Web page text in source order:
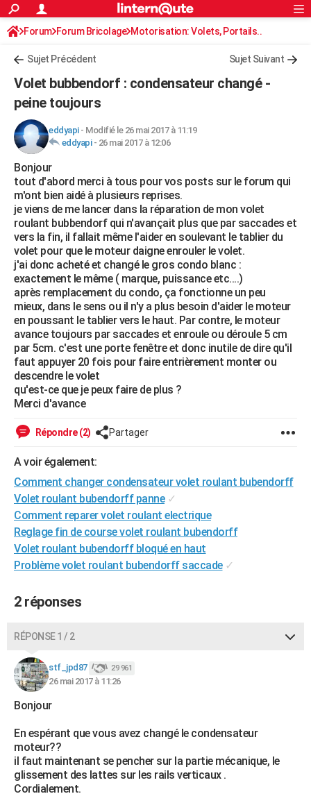
ACTUALITÉS
Politique
Société
Faits Divers
Education
Monde
Villes
+
Programme TV
Streaming
Cinéma
Sorties cinéma
Musique
FINANCE
Retraite
Impôts
Epargne
Immobilier
Risques naturels par ville
Banque
Assurance
Crédit
AUTO
Essais
Réserver un essai
Citadines
Berlines
SUV
Forum auto
HIGH-TECH
Mobiles
Meilleur smartphone
Internet
Ordinateurs
Jeux vidéo
Guide high-tech
+BRICOLAGE
Forum
Aménagement intérieur
Extérieur
Cuisine
Salle de bains
Jardinage
Rangement
WEEK-END
Guides de France
Escapades
Patrimoine
Expositions
Musées
Week-end nature
+LIFESTYLE
Art de vivre
Bien-être
Loisirs
Mode
Modes de vie
SANTE
Alimentation
Guide de la santé
Maladies
Médicaments
Sommeil
VOYAGE
Destinations
City break
Voyage nature
Voyage de noces
Forum
Climat
+PHOTO
GUIDES D'ACHAT
BONS PLANS
Carte de Noël
Carte Bonne année
Carte Saint-Valentin
Carte Pâques
Carte d'anniversaire
DICTIONNAIRE
Dictionnaire
Biographies
Citations
Expressions
Proverbes
PROGRAMME TV
COPAINS D'AVANT
S'inscrire
Se connecter
Lycées
Collèges
Primaires
Universités
Entreprises
Service militaire
Avis de recherche
FORUM
Rechercher
S'inscrire
Connexion
Forum Forum Bricolage Motorisation: Volets, Portails..
Sujet Précédent Sujet Suivant
Volet bubbendorf : condensateur changé -
peine toujours
eddyapi- Modifié le 26 mai 2017 à 11:19
eddyapi- 26 mai 2017 à 12:06
Bonjour
tout d'abord merci à tous pour vos posts sur le forum qui
m'ont bien aidé à plusieurs reprises.
je viens de me lancer dans la réparation de mon volet
roulant bubbendorf qui n'avançait plus que par saccades et
vers la fin, il fallait même l'aider en soulevant le tablier du
volet pour que le moteur daigne enrouler le volet.
j'ai donc acheté et changé le gros condo blanc :
exactement le même ( marque, puissance etc....)
après remplacement du condo, ça fonctionne un peu
mieux, dans le sens ou il n'y a plus besoin d'aider le moteur
en poussant le tablier vers le haut. Par contre, le moteur
avance toujours par saccades et enroule ou déroule 5 cm
par 5cm. c'est une porte fenêtre et donc inutile de dire qu'il
faut appuyer 20 fois pour faire entrièrement monter ou
descendre le volet
qu'est-ce que je peux faire de plus ?
Merci d'avance
Répondre (2) Partager
A voir également:
Comment changer condensateur volet roulant bubendorff
Volet roulant bubendorff panne ✓
Comment reparer volet roulant electrique
Reglage fin de course volet roulant bubendorff
Volet roulant bubendorff bloqué en haut
Problème volet roulant bubendorff saccade ✓
2 réponses
RÉPONSE 1 / 2
stf_jpd87 29 961
26 mai 2017 à 11:26
Bonjour
En espérant que vous avez changé le condensateur
moteur??
il faut maintenant se pencher sur la partie mécanique, le
glissement des lattes sur les rails verticaux .
Cordialement.